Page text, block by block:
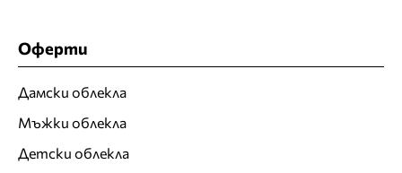
Оферти
Дамски облекла
Мъжки облекла
Детски облекла